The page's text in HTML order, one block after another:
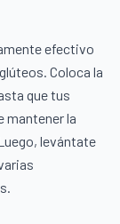
efectivo
Coloca la
que tus
mantener la
levántate